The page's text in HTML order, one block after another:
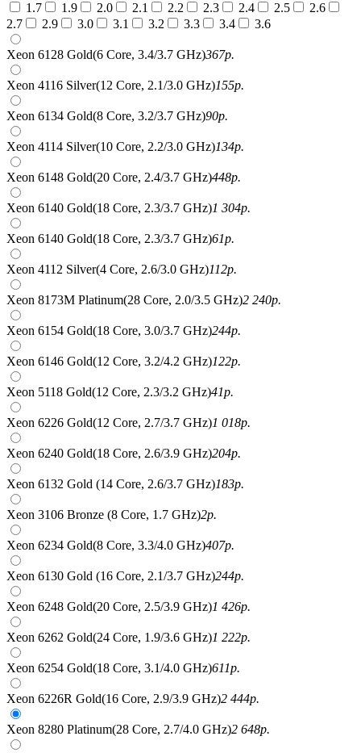
1.7
1.9 2.0 2.1 2.2 2.3 2.4 2.5
2.6
2.7
2.9 3.0 3.1 3.2 3.3 3.4 3.6
Xeon 6128 Gold(6 Core, 3.4/3.7 GHz)367р.
Xeon 4116 Silver(12 Core, 2.1/3.0 GHz)155р.
Xeon 6134 Gold(8 Core, 3.2/3.7 GHz)90р.
Xeon 4114 Silver(10 Core, 2.2/3.0 GHz)134р.
Xeon 6148 Gold(20 Core, 2.4/3.7 GHz)448р.
Xeon 6140 Gold(18 Core, 2.3/3.7 GHz)1 304р.
Xeon 6140 Gold(18 Core, 2.3/3.7 GHz)61р.
Xeon 4112 Silver(4 Core, 2.6/3.0 GHz)112р.
Xeon 8173M Platinum(28 Core, 2.0/3.5 GHz)2 240р.
Xeon 6154 Gold(18 Core, 3.0/3.7 GHz)244р.
Xeon 6146 Gold(12 Core, 3.2/4.2 GHz)122р.
Xeon 5118 Gold(12 Core, 2.3/3.2 GHz)41р.
Xeon 6226 Gold(12 Core, 2.7/3.7 GHz)1 018р.
Xeon 6240 Gold(18 Core, 2.6/3.9 GHz)204р.
Xeon 6132 Gold (14 Core, 2.6/3.7 GHz)183р.
Xeon 3106 Bronze (8 Core, 1.7 GHz)2р.
Xeon 6234 Gold(8 Core, 3.3/4.0 GHz)407р.
Xeon 6130 Gold (16 Core, 2.1/3.7 GHz)244р.
Xeon 6248 Gold(20 Core, 2.5/3.9 GHz)1 426р.
Xeon 6262 Gold(24 Core, 1.9/3.6 GHz)1 222р.
Xeon 6254 Gold(18 Core, 3.1/4.0 GHz)611р.
Xeon 6226R Gold(16 Core, 2.9/3.9 GHz)2 444р.
Xeon 8280 Platinum(28 Core, 2.7/4.0 GHz)2 648р.